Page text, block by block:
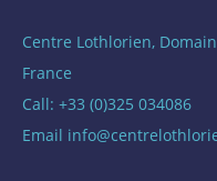
Centre Lothlorien,
France
Call: +33 (0)325 034086
Email